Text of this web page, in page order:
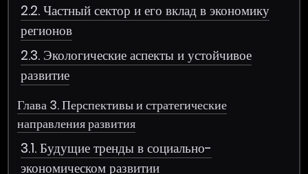
2.2. Частный сектор и его вклад в экономику
регионов
2.3. Экологические аспекты и устойчивое
развитие
Глава 3. Перспективы и стратегические
направления развития
3.1. Будущие тренды в социально-
экономическом развитии